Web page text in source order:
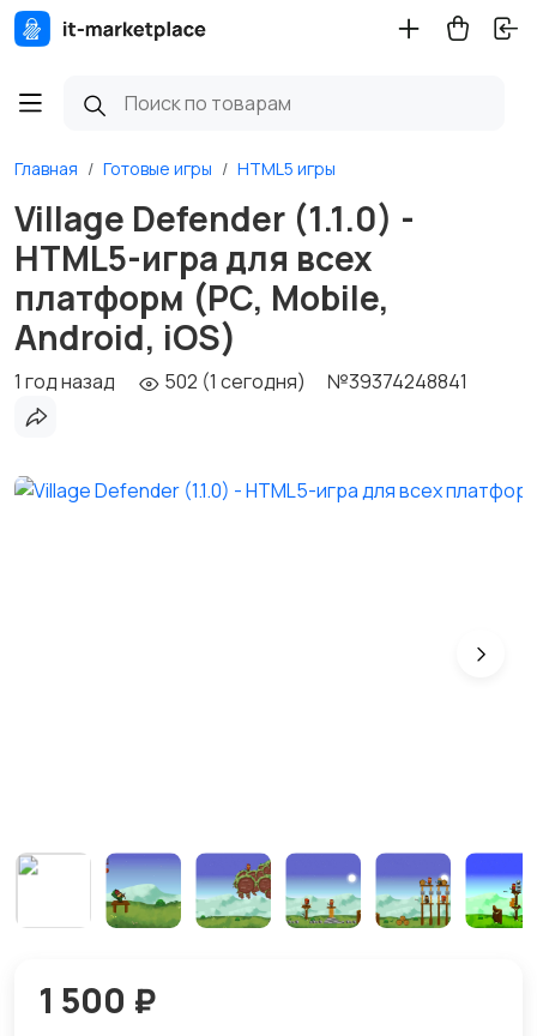
Главная Готовые игры HTML5 игры
Village Defender (1.1.0) -
HTML5-игра для всех
платформ (PC, Mobile,
Android, iOS)
1 год назад 502 (1 сегодня) №39374248841
1 500 ₽